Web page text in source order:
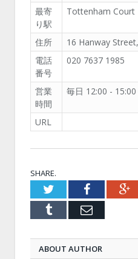
最寄
り駅
Tottenham Court
住所
16 Hanway
電話
番号
020 7637 1985
営業
時間
毎日 12:00 -
URL
SHARE.
TwitterFacebook
Tumblr Email
ABOUT AUTHOR